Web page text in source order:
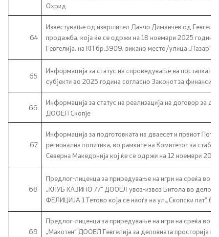
Охрид
64
Известување од извршител Данчо Диманчев од
продажба, која ќе се одржи на 18 ноември 2025
Гевгелија, на КП бр.3909, викано место/улица „Пазар“
65
Информација за статус на спроведување на
субјекти во 2025 година согласно Законот за
66
Информација за статус на реализација на договор
ДООЕЛ Скопје
67
Информација за подготовката на дваесет и првиот
регионална политика, во рамките на Комитетот за
Северна Македонија кој ќе се одржи на 12 ноември
68
Предлог-лиценца за приредување на игри на среќа во
„КЛУБ КАЗИНО 77“ ДООЕЛ увоз-извоз Битола во
ФЕЛИЦИЈА 1 Тетово која се наоѓа на ул.„Скопски пат”
69
Предлог-лиценца за приредување на игри на среќа во
„Макотен“ ДООЕЛ Гевгелија за деловната просторија